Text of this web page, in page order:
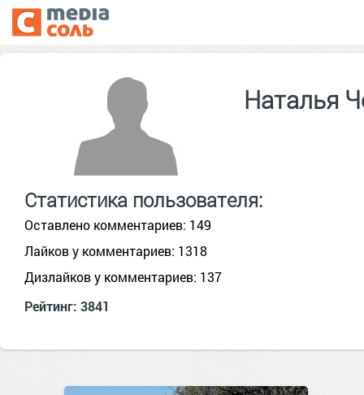
Наталья
Статистика пользователя:
Оставлено комментариев: 149
Лайков у комментариев: 1318
Дизлайков у комментариев: 137
Рейтинг: 3841